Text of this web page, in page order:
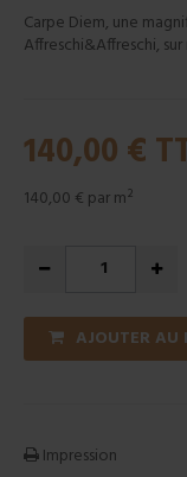
Carpe Diem, une
Affreschi&Affreschi,
140,00 €
140,00 € par m²
AJOUTER AU
Impression